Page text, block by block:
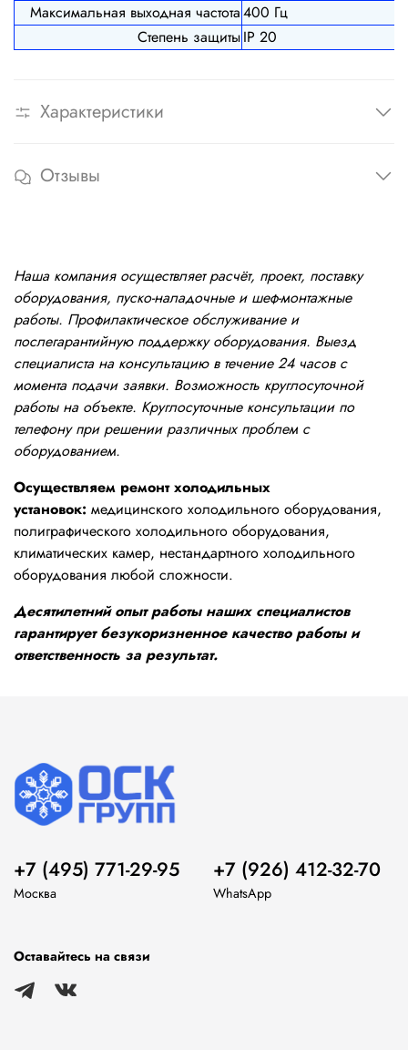
Максимальная выходная частота400 Гц
Степень защитыIP 20
Характеристики
Отзывы
Наша компания осуществляет расчёт, проект, поставку
оборудования, пуско-наладочные и шеф-монтажные
работы. Профилактическое обслуживание и
послегарантийную поддержку оборудования. Выезд
специалиста на консультацию в течение 24 часов с
момента подачи заявки. Возможность круглосуточной
работы на объекте. Круглосуточные консультации по
телефону при решении различных проблем с
оборудованием.
Осуществляем ремонт холодильных
установок: медицинского холодильного оборудования,
полиграфического холодильного оборудования,
климатических камер, нестандартного холодильного
оборудования любой сложности.
Десятилетний опыт работы наших специалистов
гарантирует безукоризненное качество работы и
ответственность за результат.
+7 (495) 771-29-95
Москва
+7 (926) 412-32-70
WhatsApp
Оставайтесь на связи